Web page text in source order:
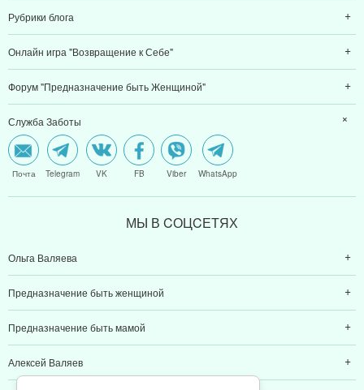
Рубрики блога
Онлайн игра "Возвращение к Себе"
Форум "Предназначение быть Женщиной"
Служба Заботы
Почта Telegram VK FB Viber WhatsApp
МЫ В CОЦCЕТЯХ
Ольга Валяева
Предназначение быть женщиной
Предназначение быть мамой
Алексей Валяев